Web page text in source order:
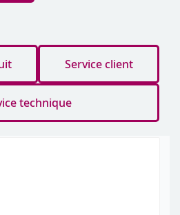
Service client
technique